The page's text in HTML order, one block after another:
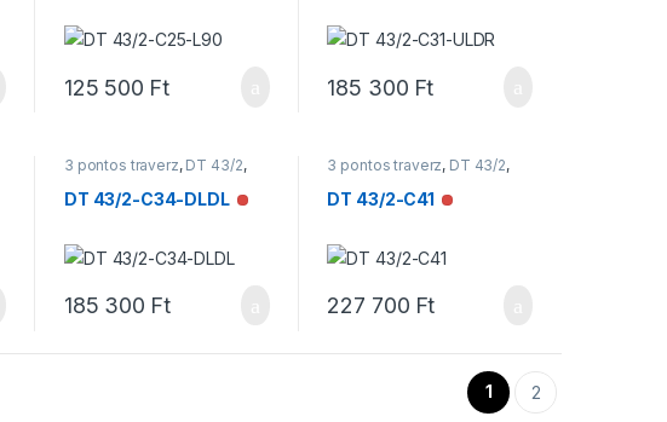
125 500 Ft 185 300 Ft
raktáron
3 pontos traverz, DT 43/2,
Traverzek
DT 43/2-C34-DLDL Nincs raktáron
185 300 Ft
3 pontos traverz, DT 43/2,
Traverzek
DT 43/2-C41 Nincs raktáron
227 700 Ft
1 2